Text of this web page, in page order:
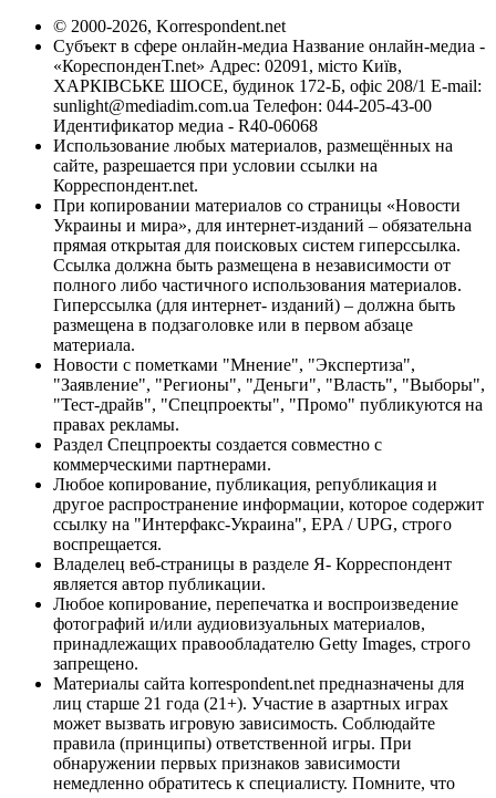
© 2000-2026, Korrespondent.net
Субъект в сфере онлайн-медиа Название онлайн-медиа -
«КореспонденТ.net» Адрес: 02091, місто Київ,
ХАРКІВСЬКЕ ШОСЕ, будинок 172-Б, офіс 208/1 E-mail:
sunlight@mediadim.com.ua Телефон: 044-205-43-00
Идентификатор медиа - R40-06068
Использование любых материалов, размещённых на
сайте, разрешается при условии ссылки на
Корреспондент.net.
При копировании материалов со страницы «Новости
Украины и мира», для интернет-изданий – обязательна
прямая открытая для поисковых систем гиперссылка.
Ссылка должна быть размещена в независимости от
полного либо частичного использования материалов.
Гиперссылка (для интернет- изданий) – должна быть
размещена в подзаголовке или в первом абзаце
материала.
Новости с пометками "Мнение", "Экспертиза",
"Заявление", "Регионы", "Деньги", "Власть", "Выборы",
"Тест-драйв", "Спецпроекты", "Промо" публикуются на
правах рекламы.
Раздел Спецпроекты создается совместно с
коммерческими партнерами.
Любое копирование, публикация, републикация и
другое распространение информации, которое содержит
ссылку на "Интерфакс-Украина", EPA / UPG, строго
воспрещается.
Владелец веб-страницы в разделе Я- Корреспондент
является автор публикации.
Любое копирование, перепечатка и воспроизведение
фотографий и/или аудиовизуальных материалов,
принадлежащих правообладателю Getty Images, строго
запрещено.
Материалы сайта korrespondent.net предназначены для
лиц старше 21 года (21+). Участие в азартных играх
может вызвать игровую зависимость. Соблюдайте
правила (принципы) ответственной игры. При
обнаружении первых признаков зависимости
немедленно обратитесь к специалисту. Помните, что